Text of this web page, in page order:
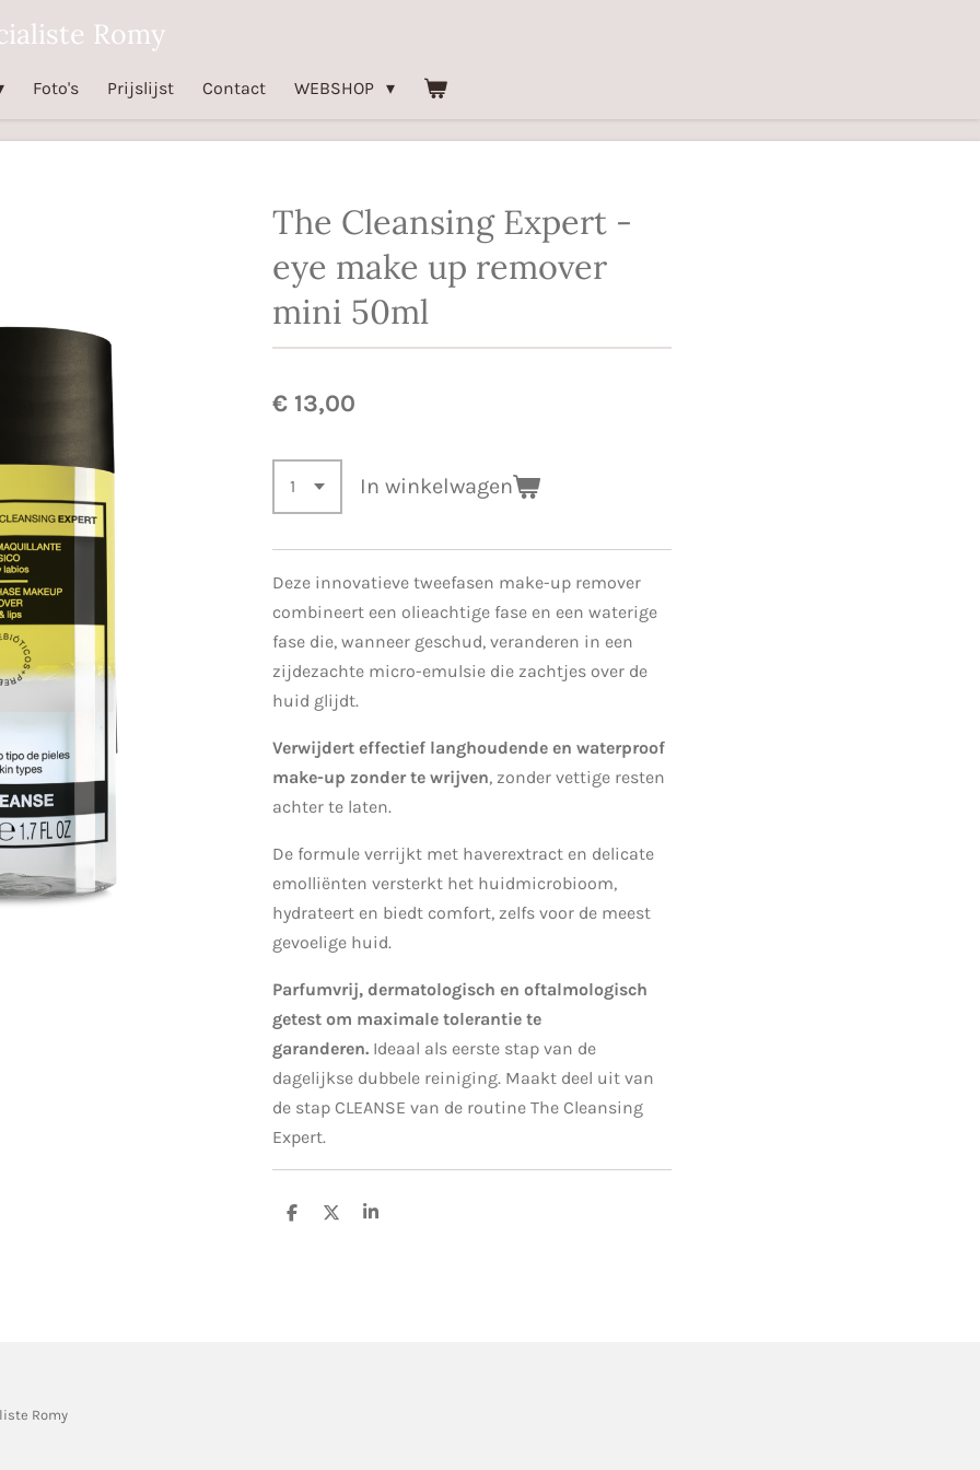
Romy
Foto's Prijslijst Contact WEBSHOP
The Cleansing Expert -
eye make up remover
mini 50ml
€ 13,00
In winkelwagen
Deze innovatieve tweefasen make-up remover
combineert een olieachtige fase en een waterige
fase die, wanneer geschud, veranderen in een
zijdezachte micro-emulsie die zachtjes over de
huid glijdt.
Verwijdert effectief langhoudende en waterproof
make-up zonder te wrijven, zonder vettige resten
achter te laten.
De formule verrijkt met haverextract en delicate
emolliënten versterkt het huidmicrobioom,
hydrateert en biedt comfort, zelfs voor de meest
gevoelige huid.
Parfumvrij, dermatologisch en oftalmologisch
getest om maximale tolerantie te
garanderen. Ideaal als eerste stap van de
dagelijkse dubbele reiniging. Maakt deel uit van
de stap CLEANSE van de routine The Cleansing
Expert.
D
D
S
Romy